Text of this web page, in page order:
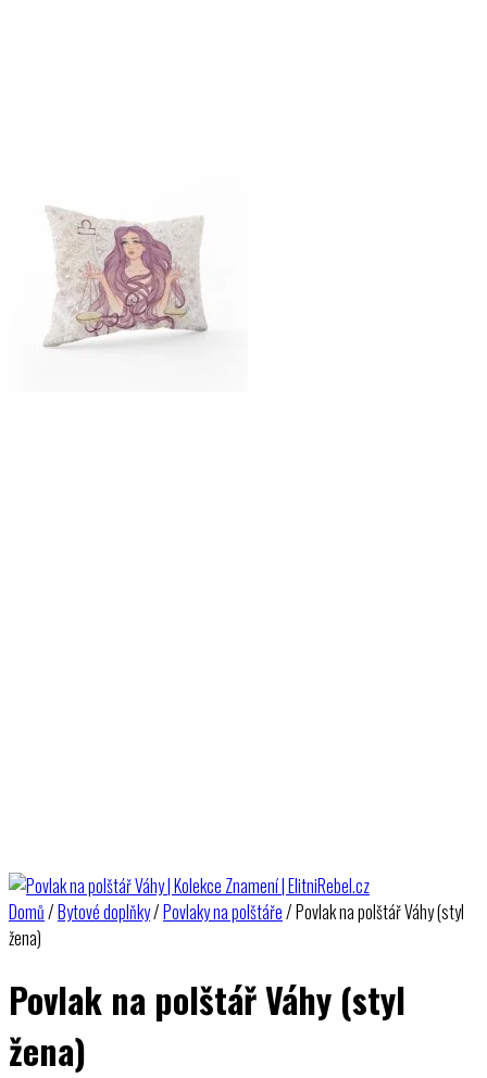
Domů/Bytové doplňky/Povlaky na polštáře/ Povlak na polštář Váhy (styl
žena)
Povlak na polštář Váhy (styl
žena)